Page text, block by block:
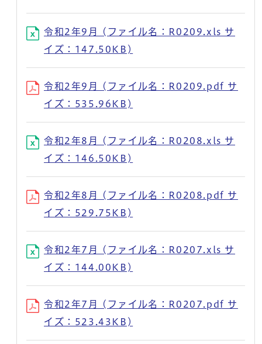
令和2年9月 (ファイル名：R0209.xls サ
イズ：147.50KB)
令和2年9月 (ファイル名：R0209.pdf サ
イズ：535.96KB)
令和2年8月 (ファイル名：R0208.xls サ
イズ：146.50KB)
令和2年8月 (ファイル名：R0208.pdf サ
イズ：529.75KB)
令和2年7月 (ファイル名：R0207.xls サ
イズ：144.00KB)
令和2年7月 (ファイル名：R0207.pdf サ
イズ：523.43KB)